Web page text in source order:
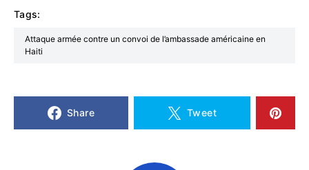
Tags:
Attaque armée contre un convoi de l’ambassade américaine en
Haiti
Share Tweet